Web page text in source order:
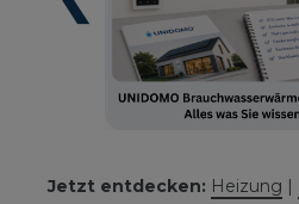
Jetzt entdecken: Heizung |